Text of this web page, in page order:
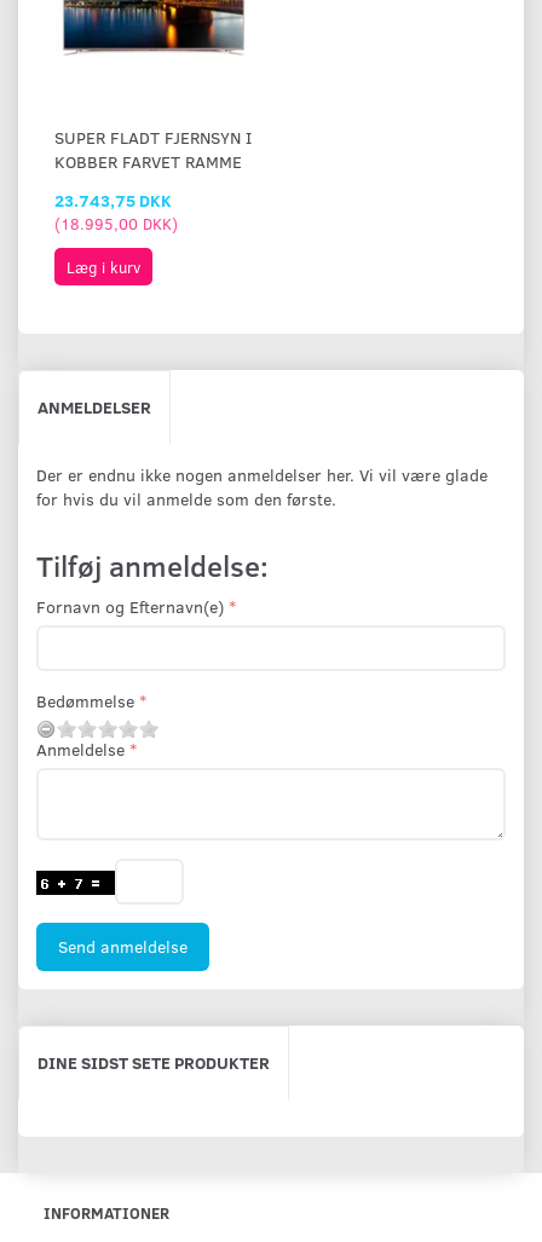
SUPER FLADT FJERNSYN I
KOBBER FARVET RAMME
23.743,75 DKK
(18.995,00 DKK)
Læg i kurv
ANMELDELSER
Der er endnu ikke nogen anmeldelser her. Vi vil være glade
for hvis du vil anmelde som den første.
Tilføj anmeldelse:
Fornavn og Efternavn(e)
Bedømmelse
Anmeldelse
Send anmeldelse
DINE SIDST SETE PRODUKTER
INFORMATIONER